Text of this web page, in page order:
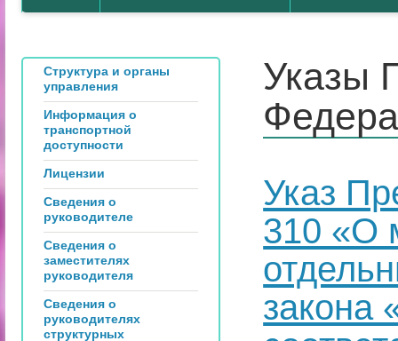
Структура и органы
управления
Информация о
транспортной
доступности
Лицензии
Сведения о
руководителе
Сведения о
заместителях
руководителя
Сведения о
руководителях
структурных
Указы
Указ
310 «О
закона